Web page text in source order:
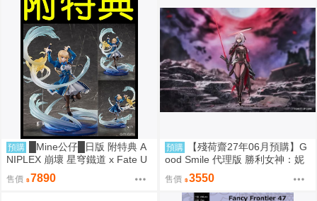
預購
█Mine公仔█日版 附特典 A
NIPLEX 崩壞 星穹鐵道 x Fate U
BW 無限劍制 Saber 1/7 PVC
售價 7890
預購
【殘荷齋27年06月預購】G
ood Smile 代理版 勝利女神：妮
姬 紅蓮：暗影 Hyper Body 可動
0917
售價 3550